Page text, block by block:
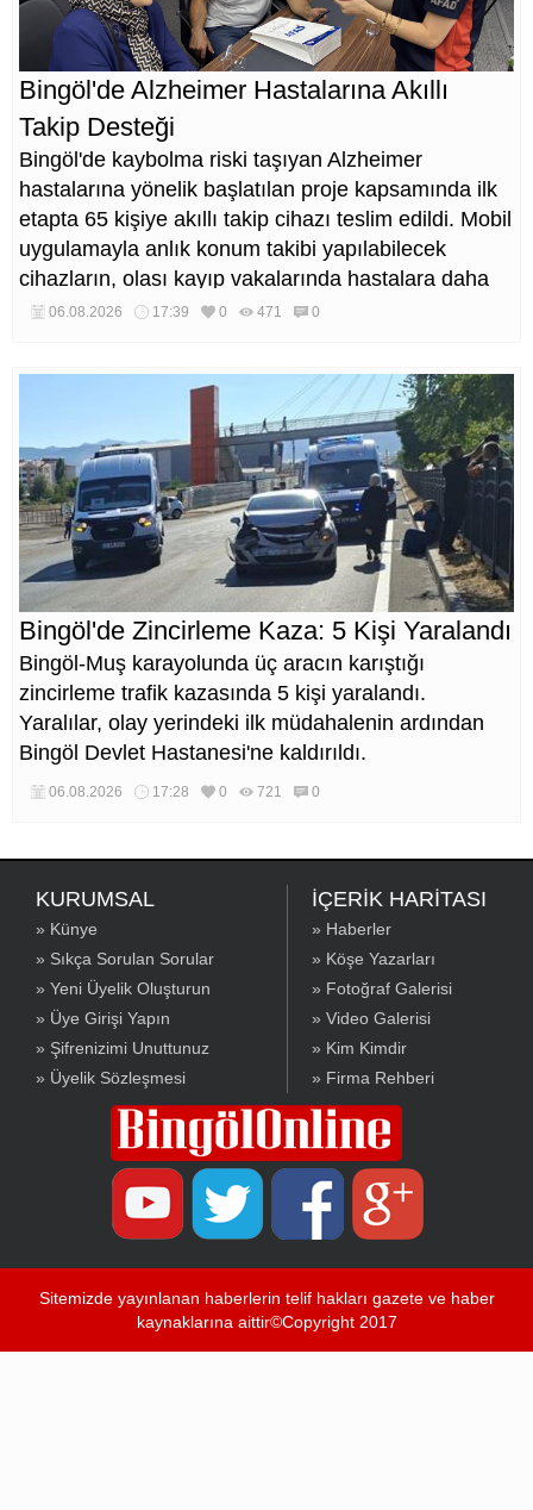
Bingöl'de Alzheimer Hastalarına Akıllı
Takip Desteği
Bingöl'de kaybolma riski taşıyan Alzheimer
hastalarına yönelik başlatılan proje kapsamında ilk
etapta 65 kişiye akıllı takip cihazı teslim edildi. Mobil
uygulamayla anlık konum takibi yapılabilecek
cihazların, olası kayıp vakalarında hastalara daha
kısa sürede ulaşılmasını sağlaması hedefleniyor.
06.08.2026 17:39 0 471 0
Bingöl'de Zincirleme Kaza: 5 Kişi Yaralandı
Bingöl-Muş karayolunda üç aracın karıştığı
zincirleme trafik kazasında 5 kişi yaralandı.
Yaralılar, olay yerindeki ilk müdahalenin ardından
Bingöl Devlet Hastanesi'ne kaldırıldı.
06.08.2026 17:28 0 721 0
KURUMSAL
» Künye
» Sıkça Sorulan Sorular
» Yeni Üyelik Oluşturun
» Üye Girişi Yapın
» Şifrenizimi Unuttunuz
» Üyelik Sözleşmesi
İÇERİK HARİTASI
» Haberler
» Köşe Yazarları
» Fotoğraf Galerisi
» Video Galerisi
» Kim Kimdir
» Firma Rehberi
Sitemizde yayınlanan haberlerin telif hakları gazete ve haber
kaynaklarına aittir©Copyright 2017